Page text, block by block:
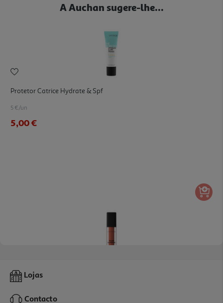
A Auchan sugere-lhe...
Protetor Catrice Hydrate & Spf
5 €/un
5,00 €
Gloss De Lábios Catrice Filler Supreme 100 32ml
Lojas
Contacto